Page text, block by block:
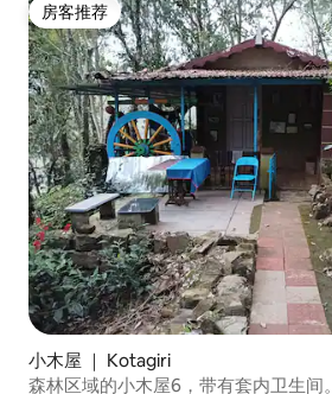
房客推荐
房客推荐
小木屋 ｜ Kotagiri
森林区域的小木屋6，带有套内卫生间。